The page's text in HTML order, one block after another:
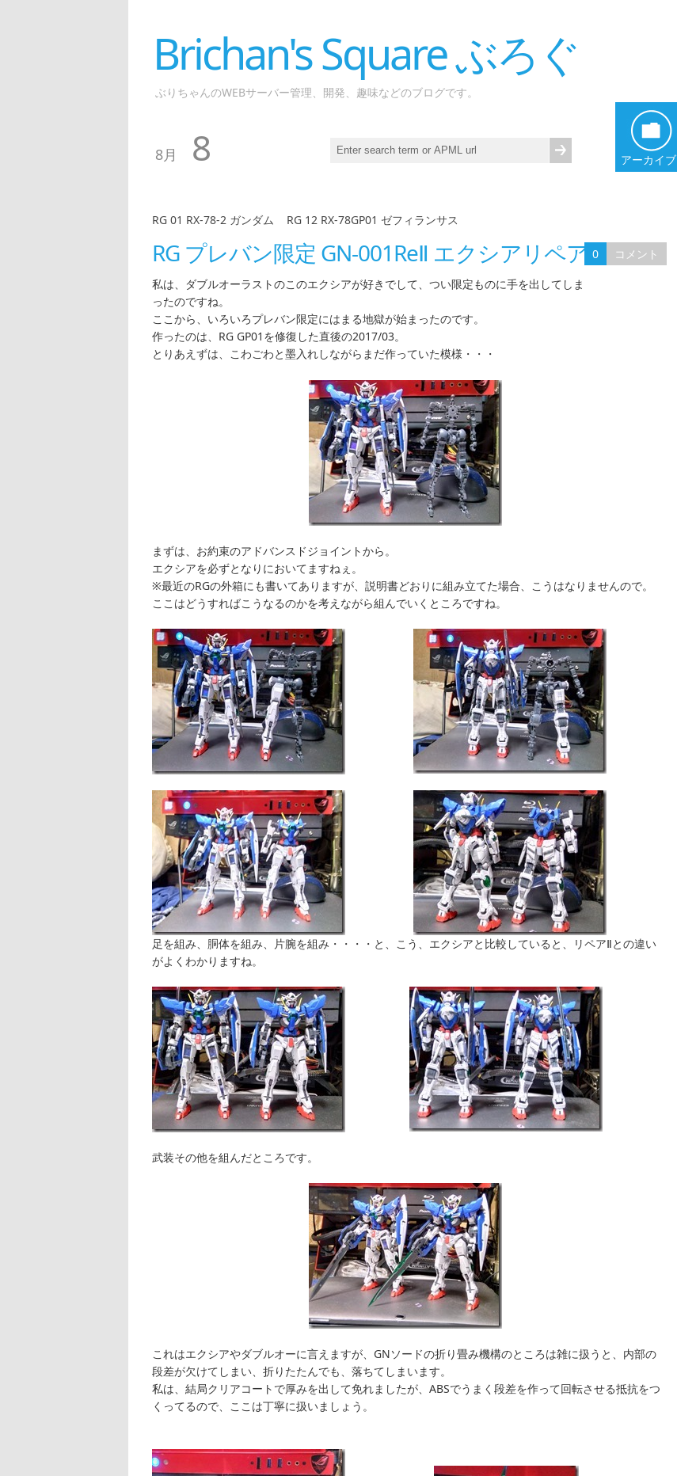
Brichan's Square ぶろぐ
ぶりちゃんのWEBサーバー管理、開発、趣味などのブログです。
8月 8 アーカイブ
RG 01 RX-78-2 ガンダム RG 12 RX-78GP01 ゼフィランサス
RG プレバン限定 GN-001ReⅡ エクシアリペアⅡ
0
コメント
私は、ダブルオーラストのこのエクシアが好きでして、つい限定ものに手を出してしま
ったのですね。
ここから、いろいろプレバン限定にはまる地獄が始まったのです。
作ったのは、RG GP01を修復した直後の2017/03。
とりあえずは、こわごわと墨入れしながらまだ作っていた模様・・・
まずは、お約束のアドバンスドジョイントから。
エクシアを必ずとなりにおいてますねぇ。
※最近のRGの外箱にも書いてありますが、説明書どおりに組み立てた場合、こうはなりませんので。
ここはどうすればこうなるのかを考えながら組んでいくところですね。
足を組み、胴体を組み、片腕を組み・・・・と、こう、エクシアと比較していると、リペアⅡとの違い
がよくわかりますね。
武装その他を組んだところです。
これはエクシアやダブルオーに言えますが、GNソードの折り畳み機構のところは雑に扱うと、内部の
段差が欠けてしまい、折りたたんでも、落ちてしまいます。
私は、結局クリアコートで厚みを出して免れましたが、ABSでうまく段差を作って回転させる抵抗をつ
くってるので、ここは丁寧に扱いましょう。